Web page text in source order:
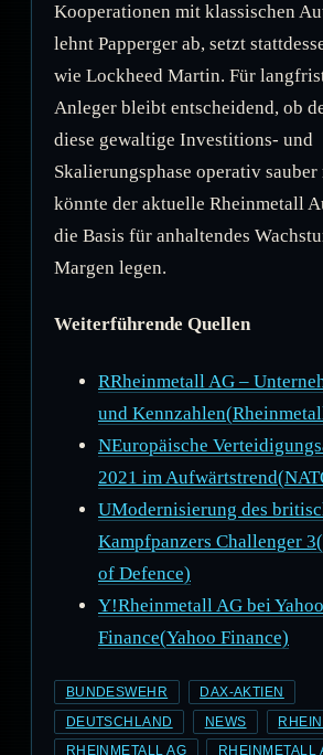
Kooperationen mit klassischen
lehnt Papperger ab, setzt
wie Lockheed Martin. Für
Anleger bleibt entscheidend, ob
diese gewaltige Investitions- und
Skalierungsphase operativ sauber
könnte der aktuelle Rheinmetall
die Basis für anhaltendes
Margen legen.
Weiterführende Quellen
RRheinmetall AG –
und
NEuropäische
2021 im
UModernisierung des
Kampfpanzers Challenger
of Defence)
Y!Rheinmetall AG bei Yahoo
Finance(Yahoo Finance)
BUNDESWEHR DAX-AKTIEN
DEUTSCHLAND NEWS
RHEINMETALL AG RHEINMETALL